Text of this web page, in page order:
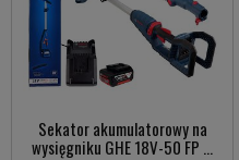
Sekator akumulatorowy na
wysięgniku GHE 18V-50 FP ...